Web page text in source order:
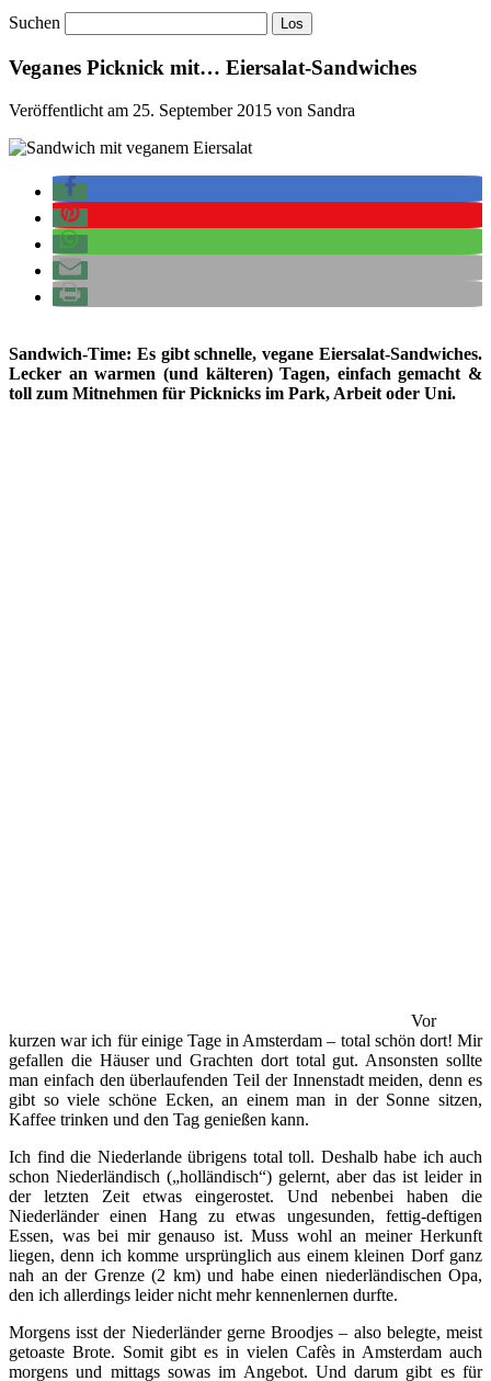
Suchen
Veganes Picknick mit… Eiersalat-Sandwiches
Veröffentlicht am 25. September 2015 von Sandra
Sandwich-Time: Es gibt schnelle, vegane Eiersalat-Sandwiches.
Lecker an warmen (und kälteren) Tagen, einfach gemacht &
toll zum Mitnehmen für Picknicks im Park, Arbeit oder Uni.
Vor
kurzen war ich für einige Tage in Amsterdam – total schön dort! Mir
gefallen die Häuser und Grachten dort total gut. Ansonsten sollte
man einfach den überlaufenden Teil der Innenstadt meiden, denn es
gibt so viele schöne Ecken, an einem man in der Sonne sitzen,
Kaffee trinken und den Tag genießen kann.
Ich find die Niederlande übrigens total toll. Deshalb habe ich auch
schon Niederländisch („holländisch“) gelernt, aber das ist leider in
der letzten Zeit etwas eingerostet. Und nebenbei haben die
Niederländer einen Hang zu etwas ungesunden, fettig-deftigen
Essen, was bei mir genauso ist. Muss wohl an meiner Herkunft
liegen, denn ich komme ursprünglich aus einem kleinen Dorf ganz
nah an der Grenze (2 km) und habe einen niederländischen Opa,
den ich allerdings leider nicht mehr kennenlernen durfte.
Morgens isst der Niederländer gerne Broodjes – also belegte, meist
getoaste Brote. Somit gibt es in vielen Cafès in Amsterdam auch
morgens und mittags sowas im Angebot. Und darum gibt es für